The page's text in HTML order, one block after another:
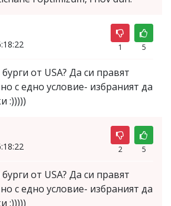
1 5
от USA? Да си правят
с едно условие- избраният да
:)))))
2 5
от USA? Да си правят
с едно условие- избраният да
:)))))